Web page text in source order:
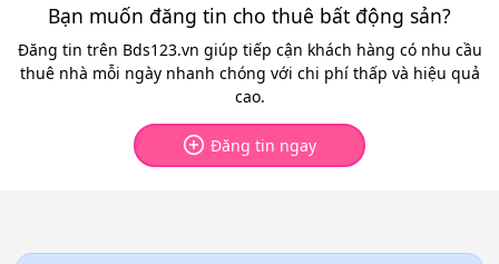
Bạn muốn đăng tin cho thuê bất động sản?
Đăng tin trên Bds123.vn giúp tiếp cận khách hàng có nhu cầu
thuê nhà mỗi ngày nhanh chóng với chi phí thấp và hiệu quả
cao.
Đăng tin ngay